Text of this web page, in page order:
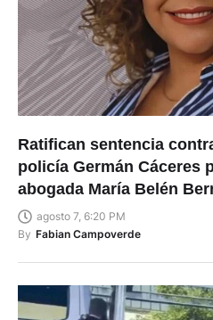
Ratifican sentencia
policía Germán Cáceres
abogada María Belén
agosto 7, 6:20 PM
By Fabian Campoverde